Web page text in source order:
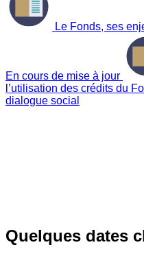
Le Fonds, ses
En cours de mise à jour
l’utilisation des crédits du
dialogue social
Quelques dates